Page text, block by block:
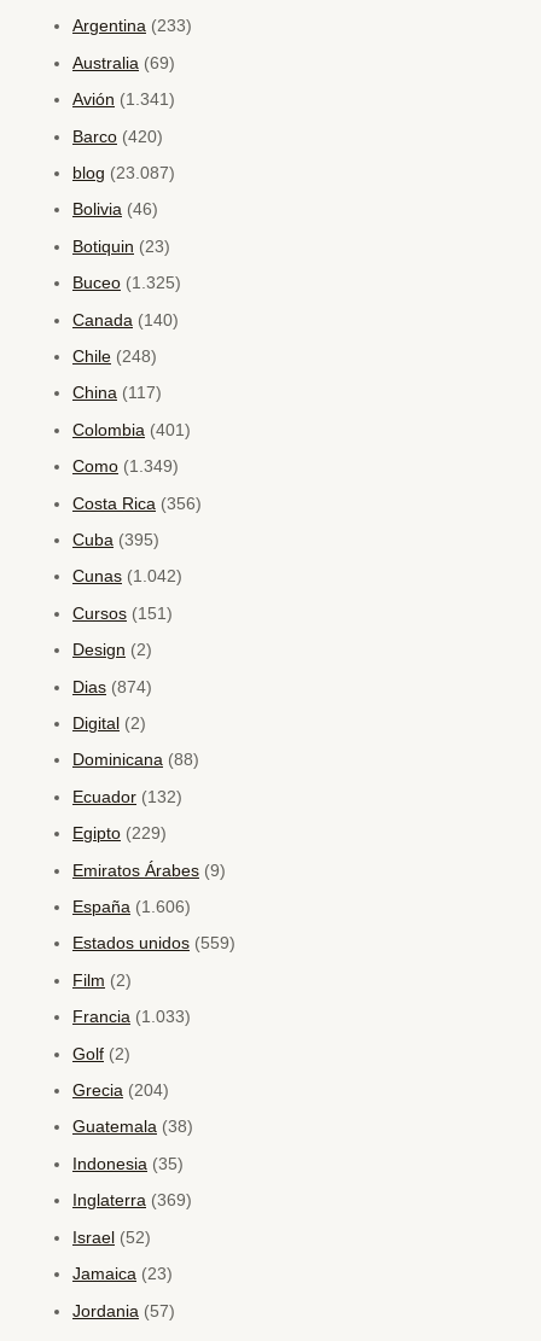
Argentina (233)
Australia (69)
Avión (1.341)
Barco (420)
blog (23.087)
Bolivia (46)
Botiquin (23)
Buceo (1.325)
Canada (140)
Chile (248)
China (117)
Colombia (401)
Como (1.349)
Costa Rica (356)
Cuba (395)
Cunas (1.042)
Cursos (151)
Design (2)
Dias (874)
Digital (2)
Dominicana (88)
Ecuador (132)
Egipto (229)
Emiratos Árabes (9)
España (1.606)
Estados unidos (559)
Film (2)
Francia (1.033)
Golf (2)
Grecia (204)
Guatemala (38)
Indonesia (35)
Inglaterra (369)
Israel (52)
Jamaica (23)
Jordania (57)